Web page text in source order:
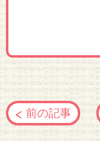
前の記事